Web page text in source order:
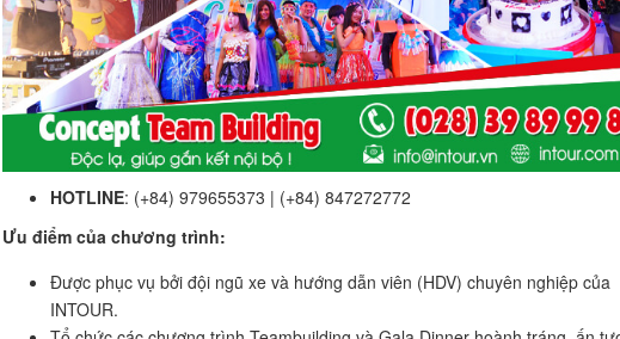
HOTLINE: (+84) 979655373 | (+84) 847272772
Ưu điểm của chương trình:
Được phục vụ bởi đội ngũ xe và hướng dẫn viên (HDV) chuyên nghiệp của
INTOUR.